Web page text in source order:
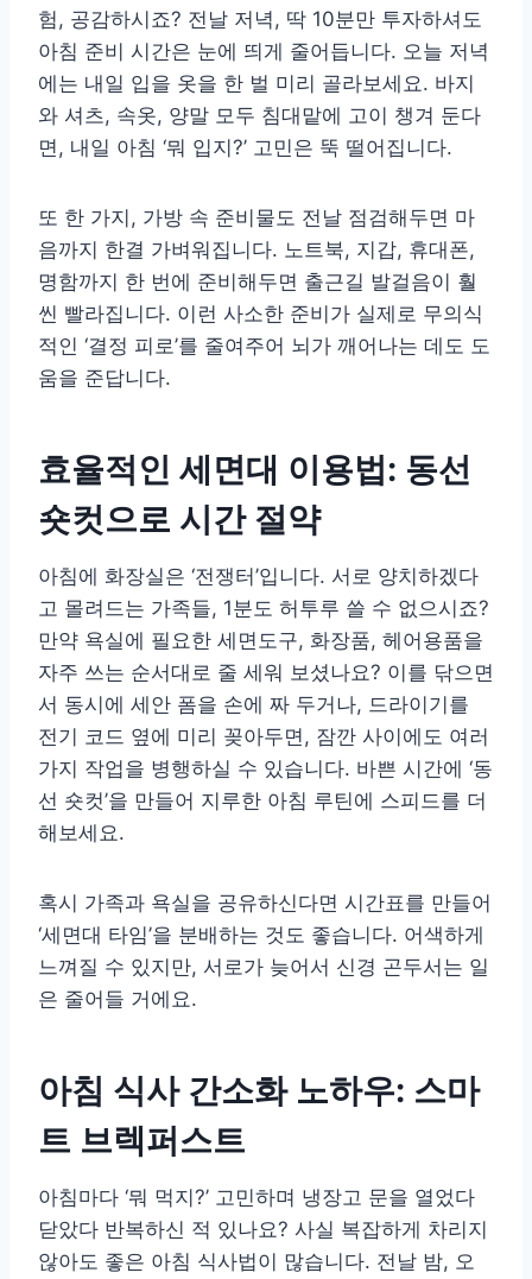
험, 공감하시죠? 전날 저녁, 딱 10분만 투자하셔도
아침 준비 시간은 눈에 띄게 줄어듭니다. 오늘 저녁
에는 내일 입을 옷을 한 벌 미리 골라보세요. 바지
와 셔츠, 속옷, 양말 모두 침대맡에 고이 챙겨 둔다
면, 내일 아침 ‘뭐 입지?’ 고민은 뚝 떨어집니다.
또 한 가지, 가방 속 준비물도 전날 점검해두면 마
음까지 한결 가벼워집니다. 노트북, 지갑, 휴대폰,
명함까지 한 번에 준비해두면 출근길 발걸음이 훨
씬 빨라집니다. 이런 사소한 준비가 실제로 무의식
적인 ‘결정 피로’를 줄여주어 뇌가 깨어나는 데도 도
움을 준답니다.
효율적인 세면대 이용법: 동선
숏컷으로 시간 절약
아침에 화장실은 ‘전쟁터’입니다. 서로 양치하겠다
고 몰려드는 가족들, 1분도 허투루 쓸 수 없으시죠?
만약 욕실에 필요한 세면도구, 화장품, 헤어용품을
자주 쓰는 순서대로 줄 세워 보셨나요? 이를 닦으면
서 동시에 세안 폼을 손에 짜 두거나, 드라이기를
전기 코드 옆에 미리 꽂아두면, 잠깐 사이에도 여러
가지 작업을 병행하실 수 있습니다. 바쁜 시간에 ‘동
선 숏컷’을 만들어 지루한 아침 루틴에 스피드를 더
해보세요.
혹시 가족과 욕실을 공유하신다면 시간표를 만들어
‘세면대 타임’을 분배하는 것도 좋습니다. 어색하게
느껴질 수 있지만, 서로가 늦어서 신경 곤두서는 일
은 줄어들 거에요.
아침 식사 간소화 노하우: 스마
트 브렉퍼스트
아침마다 ‘뭐 먹지?’ 고민하며 냉장고 문을 열었다
닫았다 반복하신 적 있나요? 사실 복잡하게 차리지
않아도 좋은 아침 식사법이 많습니다. 전날 밤, 오